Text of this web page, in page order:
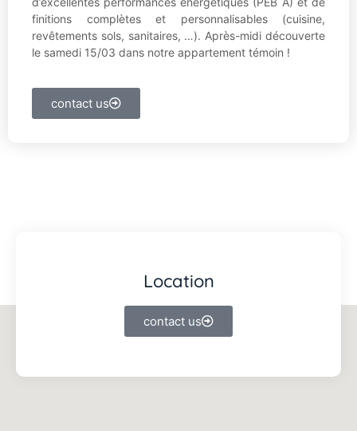
finitions complètes et personnalisables (cuisine,
revêtements sols, sanitaires, …). Après-midi découverte
le samedi 15/03 dans notre appartement témoin !
contact us
Location
contact us